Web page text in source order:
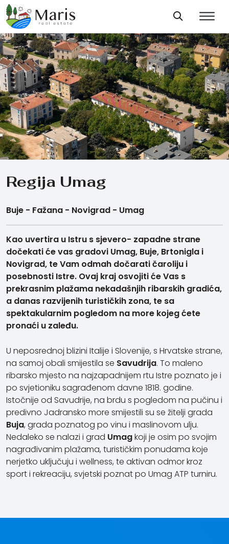
Regija Umag
Buje - Fažana - Novigrad - Umag
Kao uvertira u Istru s sjevero- zapadne strane
dočekati će vas gradovi Umag, Buje, Brtonigla i
Novigrad, te Vam odmah dočarati čaroliju i
posebnosti Istre. Ovaj kraj osvojiti će Vas s
prekrasnim plažama nekadašnjih ribarskih gradića,
a danas razvijenih turističkih zona, te sa
spektakularnim pogledom na more kojeg ćete
pronaći u zaleđu.
U neposrednoj blizini Italije i Slovenije, s Hrvatske strane,
na samoj obali smijestila se Savudrija. To maleno
ribarsko mjesto na najzapadnijem rtu Istre poznato je i
po svjetioniku sagrađenom davne 1818. godine.
Istočnije od Savudrije, na brdu s pogledom na pučinu i
predivno Jadransko more smijestili su se žitelji grada
Buja, grada poznatog po vinu i maslinovom ulju.
Nedaleko se nalazi i grad Umagkoji je osim po svojim
nagrađivanim plažama, turističkim ponudama koje
nerjetko uključuju i wellness, te aktivan odmor kroz
sport i rekreaciju, svjetski poznat po Umag ATP turniru.